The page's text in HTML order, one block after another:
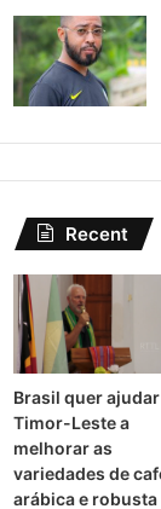
Recent
Brasil quer ajudar
Timor-Leste a
melhorar as
variedades de
arábica e robusta